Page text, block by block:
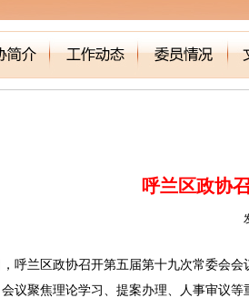
呼兰区政协
兰区政协召开第五届第十九次常委会会
议聚焦理论学习、提案办理、人事审议